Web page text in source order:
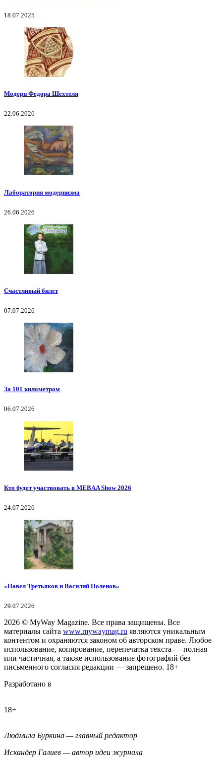
18.07.2025
Модерн Федора Шехтеля
22.06.2026
Лаборатория модернизма
26.06.2026
Счастливый билет
07.07.2026
За 101 километром
06.07.2026
Кто будет участвовать в MEBAA Show 2026
24.07.2026
«Павел Третьяков и Василий Поленов»
29.07.2026
2026 © MyWay Magazine. Все права защищены. Все
материалы сайта www.mywaymag.ru являются уникальным
контентом и охраняются законом об авторском праве. Любое
использование, копирование, перепечатка текста — полная
или частичная, а также использование фотографий без
письменного согласия редакции — запрещено. 18+
Разработано в
18+
Людмила Буркина — главный редактор
Искандер Галиев — автор идеи журнала